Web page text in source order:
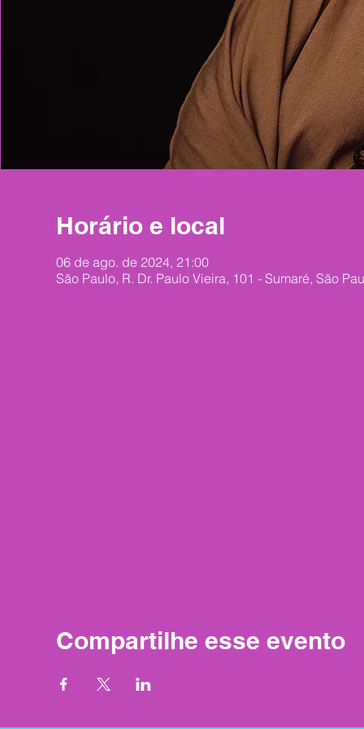
Horário e local
06 de ago. de 2024, 21:00
São Paulo, R. Dr. Paulo Vieira, 101 - Sumaré, São
Compartilhe esse evento